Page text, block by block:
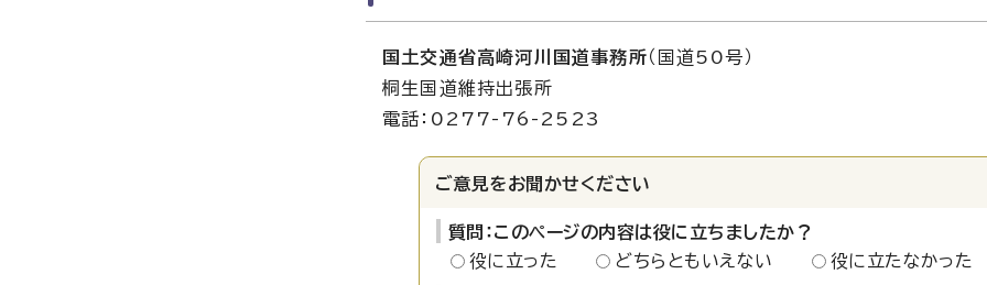
国土交通省高崎河川国道事務所（国道50号）
桐生国道維持出張所
電話：0277-76-2523
ご意見をお聞かせください
質問：このページの内容は役に立ちましたか？
役に立った
どちらともいえない 役に立たなかった